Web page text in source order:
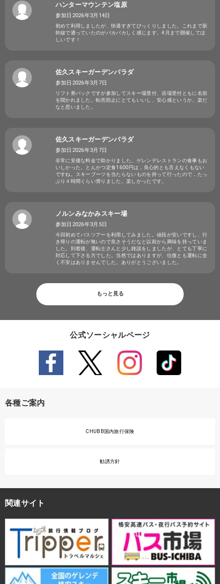
ハンターマウンテン塩原
参加日2026年3月14日
初めて利用しましたが、快適すぎてびっくりしました。これまで新
幹線で通っていたのがバカバカしく感じます。4月まで開催してほ
しいです！
佐久スキーガーデンパラダ
参加日2026年3月7日
リフト券パックですが参加してスキー場受付、浴場受付ともに名前
を聞かれました。転売防止にとてもいいし、安心感というか、楽だ
なと思いました。
佐久スキーガーデンパラダ
参加日2026年3月7日
非常に安価な料金で助かりました。ゲレンデレストランの食事もお
いしかった。とんかつ定食1600円は，良心的とも言えなくもない
ですね。スキーブーツを当たらないものを持って行ったので，たっ
ぷり４時間くらい滑りました。楽しかったです。
ノルンみなかみスキー場
参加日2026年3月5日
今回初めてバスツアーを利用してみました。値段が安いですし、行
き帰りの運転が無いので良さそうだなと以前から興味を持っていま
した。到着後、運転士さんと少し雑談をしましたが、とても丁寧に
対応して下さる方でした。当然ではありますが、往復とも運転に全
く不安はありませんでした。ありがとうございました。
もっと見る
公式ソーシャルページ
各種ご案内
CHUBB国内旅行保険
勧誘方針
関連サイト